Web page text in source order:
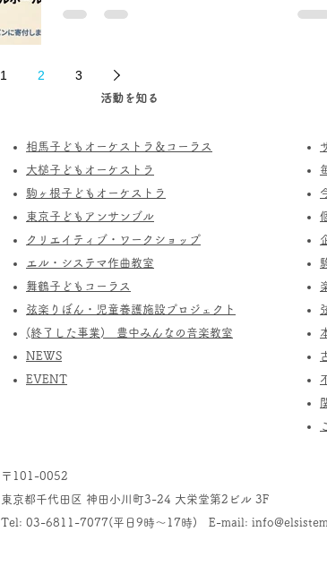
1 2 3
活動を知る
相馬子どもオーケストラ＆コーラス
​大槌子どもオーケストラ
駒ヶ根子どもオーケストラ
​東京子どもアンサンブル
​クリエイティブ・ワークショップ
エル・システマ作曲教室
​舞鶴子どもコーラス
​​弦楽りぼん・児童養護施設プロジェクト
(終了した事業) ​豊中みんなの音楽教室
​NEWS
​EVENT
〒101-0052
東京都千代田区 神田小川町3-24 大栄堂第2ビル 3F
Tel: 03-6811-7077(平日9時～17時) E-mail: